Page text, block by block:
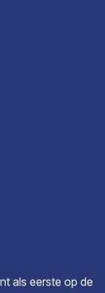
als eerste op de